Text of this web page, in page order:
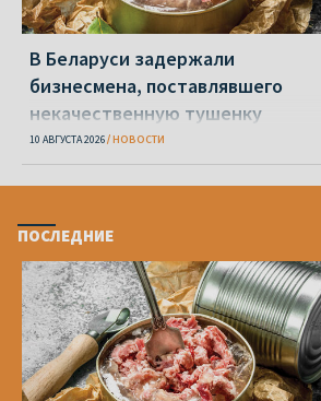
В Беларуси задержали
бизнесмена, поставлявшего
некачественную тушенку
российским военным
10 АВГУСТА 2026 НОВОСТИ
ПОСЛЕДНИЕ